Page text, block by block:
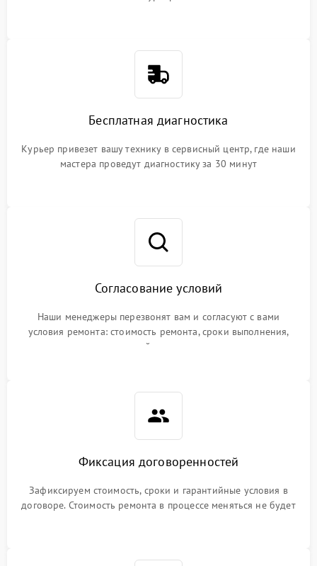
Бесплатная диагностика
Курьер привезет вашу технику в сервисный центр, где наши
мастера проведут диагностику за 30 минут
Согласование условий
Наши менеджеры перезвонят вам и согласуют с вами
условия ремонта: стоимость ремонта, сроки выполнения,
гарантийные условия
Фиксация договоренностей
Зафиксируем стоимость, сроки и гарантийные условия в
договоре. Стоимость ремонта в процессе меняться не будет